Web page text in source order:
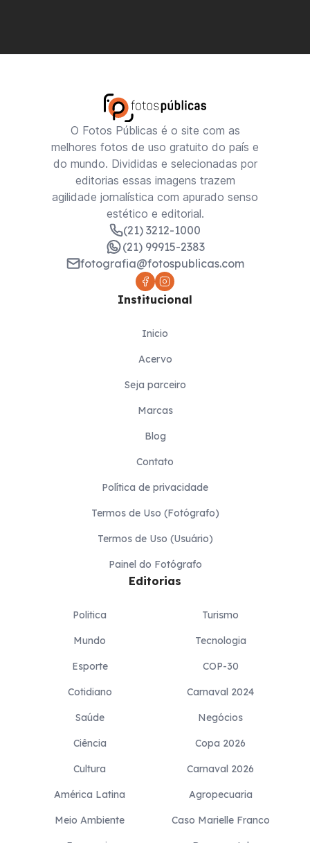
O Fotos Públicas é o site com as
melhores fotos de uso gratuito do país e
do mundo. Divididas e selecionadas por
editorias essas imagens trazem
agilidade jornalística com apurado senso
estético e editorial.
(21) 3212-1000
(21) 99915-2383
fotografia@fotospublicas.com
Institucional
Inicio
Acervo
Seja parceiro
Marcas
Blog
Contato
Política de privacidade
Termos de Uso (Fotógrafo)
Termos de Uso (Usuário)
Painel do Fotógrafo
Editorias
Politica
Mundo
Esporte
Cotidiano
Saúde
Ciência
Cultura
América Latina
Meio Ambiente
Turismo
Tecnologia
COP-30
Carnaval 2024
Negócios
Copa 2026
Carnaval 2026
Agropecuaria
Caso Marielle Franco